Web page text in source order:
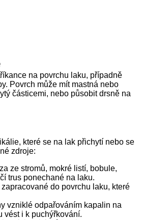
na povrchu laku, případně
Povrch může mít mastná nebo
částicemi, nebo působit drsně na
které se na lak přichytí nebo se
zdroje:
ze stromů, mokré listí, bobule,
trus ponechané na laku.
do povrchu laku, které
vzniklé odpařováním kapalin na
vést i k puchýřkování.